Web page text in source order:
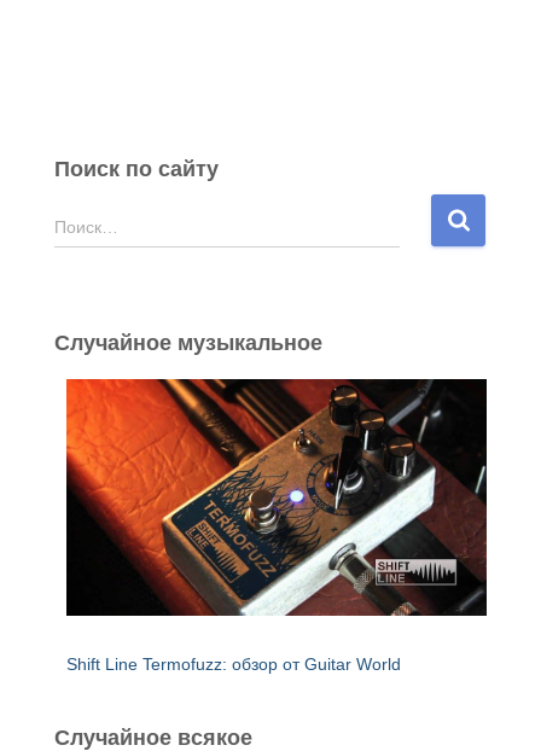
Поиск по сайту
Н
а
:
Поиск…
Случайное музыкальное
Shift Line Termofuzz: обзор от Guitar World
Случайное всякое